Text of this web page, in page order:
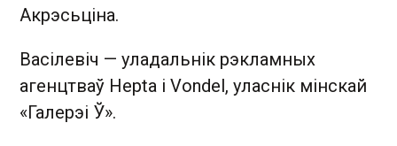
Акрэсьціна.
Васілевіч — уладальнік рэкламных
агенцтваў Hepta і Vondel, уласнік мінскай
«Галерэі Ў».